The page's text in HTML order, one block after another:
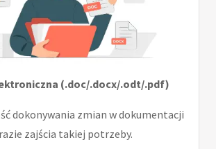
(.doc/.docx/.odt/.pdf)
dokonywania zmian w dokumentacji
zajścia takiej potrzeby.